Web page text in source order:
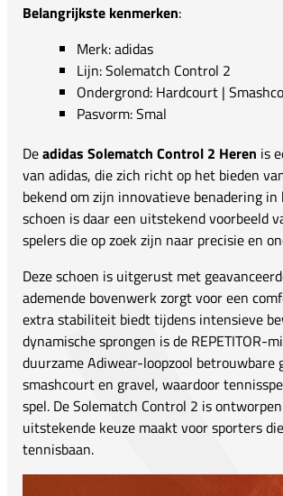
Belangrijkste kenmerken:
Merk: adidas
Lijn: Solematch Control 2
Ondergrond: Hardcourt |
Pasvorm: Smal
Deadidas Solematch Control 2 Heren is
van adidas, die zich richt op het bieden
bekend om zijn innovatieve benadering
schoen is daar een uitstekend voorbeeld
spelers die op zoek zijn naar precisie en
Deze schoen is uitgerust met
ademende bovenwerk zorgt voor een
extra stabiliteit biedt tijdens intensieve
dynamische sprongen is de REPETITOR-
duurzame Adiwear-loopzool betrouwbare
smashcourt en gravel, waardoor
spel. De Solematch Control 2 is
uitstekende keuze maakt voor sporters
tennisbaan.